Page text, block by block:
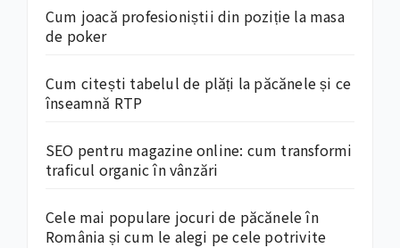
Cum joacă profesioniștii din poziție la masa
de poker
Cum citești tabelul de plăți la păcănele și ce
înseamnă RTP
SEO pentru magazine online: cum transformi
traficul organic în vânzări
Cele mai populare jocuri de păcănele în
România și cum le alegi pe cele potrivite